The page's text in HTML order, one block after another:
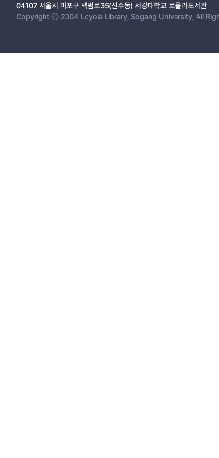
04107 서울시 마포구 백범로35(신수동) 서강대학교 로욜라도서관
Copyright ⓒ 2004 Loyola Library, Sogang University, All